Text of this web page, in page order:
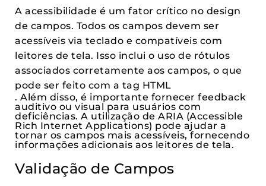
A acessibilidade é um fator crítico no design
de campos. Todos os campos devem ser
acessíveis via teclado e compatíveis com
leitores de tela. Isso inclui o uso de rótulos
associados corretamente aos campos, o que
pode ser feito com a tag HTML
. Além disso, é importante fornecer feedback
auditivo ou visual para usuários com
deficiências. A utilização de ARIA (Accessible
Rich Internet Applications) pode ajudar a
tornar os campos mais acessíveis, fornecendo
informações adicionais aos leitores de tela.
Validação de Campos